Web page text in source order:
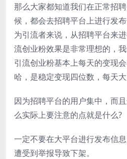
那么大家都知道我们在正常招
候，都会去招聘平台上进行发
为引流者来说，从招聘平台来
流创业粉效果是非常理想的，
引流创业粉基本上每天的变现
哈，是稳定变现四位数，每天
因为招聘平台的用户集中，而
么实际上要注意的点就是什么?
一定不要在大平台进行发布信
遭受到举报导致下架。